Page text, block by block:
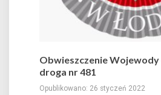
Obwieszczenie Wojewody
droga nr 481
Opublikowano: 26 styczeń 2022